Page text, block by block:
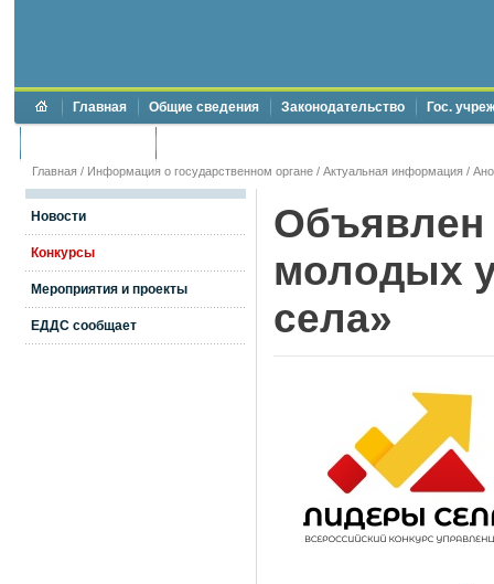
Главная Общие сведения Законодательство Гос.
Главная / Информация о государственном органе / Актуальная информация /
Новости
Конкурсы
Мероприятия и проекты
ЕДДС сообщает
Объявлен
молодых
села»